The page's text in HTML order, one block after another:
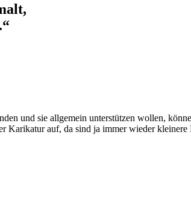
und sie allgemein unterstützen wollen,
Karikatur auf, da sind ja immer wieder kleinere